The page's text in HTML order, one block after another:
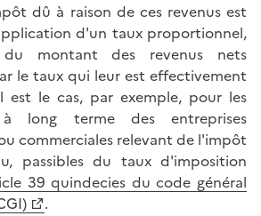
dû à raison de ces revenus est
d'un taux proportionnel,
montant des revenus nets
le taux qui leur est effectivement
est le cas, par exemple, pour les
à long terme des entreprises
commerciales relevant de l'impôt
passibles du taux d'imposition
39 quindecies du code général
.